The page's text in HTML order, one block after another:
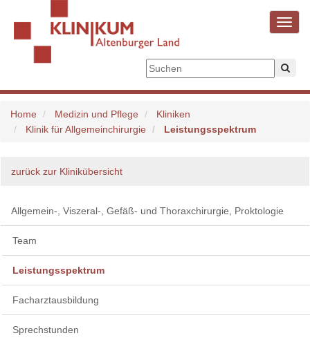
Home Medizin und Pflege
Kliniken
Klinik für Allgemeinchirurgie
Leistungsspektrum
zurück zur Klinikübersicht
Allgemein-, Viszeral-, Gefäß- und Thoraxchirurgie, Proktologie
Team
Leistungsspektrum
Facharztausbildung
Sprechstunden